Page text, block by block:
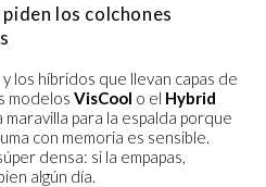
los colchones
los híbridos que llevan capas de
modelos VisCool o el Hybrid
maravilla para la espalda porque
con memoria es sensible.
densa: si la empapas,
algún día.